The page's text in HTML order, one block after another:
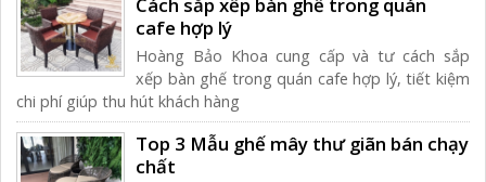
cafe hợp lý
Hoàng Bảo Khoa cung cấp và tư cách sắp
xếp bàn ghế trong quán cafe hợp lý, tiết kiệm
chi phí giúp thu hút khách hàng
Top 3 Mẫu ghế mây thư giãn bán chạy
chất